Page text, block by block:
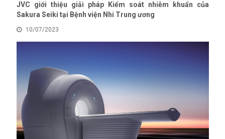
JVC giới thiệu giải pháp Kiểm soát nhiễm khuẩn của
Sakura Seiki tại Bệnh viện Nhi Trung ương
10/07/2023